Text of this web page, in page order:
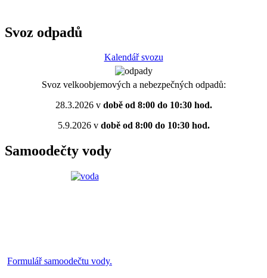
Svoz odpadů
Kalendář svozu
Svoz velkoobjemových a nebezpečných odpadů:
28.3.2026 vdobě od 8:00 do 10:30 hod.
5.9.2026 vdobě od 8:00 do 10:30 hod.
Samoodečty vody
Formulář samoodečtu vody.